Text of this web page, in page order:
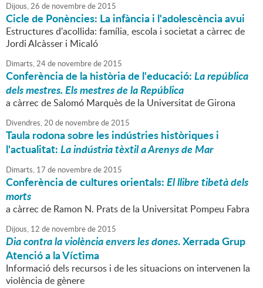
Dijous,26 de novembrede2015
Cicle de Ponències: La infància i l'adolescència avui
Estructures d'acollida: família, escola i societat a càrrec de
Jordi Alcàsser i Micaló
Dimarts,24de novembrede2015
Conferència de la història de l'educació:La república
dels mestres. Els mestres de la República
a càrrec de Salomó Marquès de la Universitat de Girona
Divendres,20 de novembrede2015
Taula rodona sobre les indústries històriques i
l'actualitat:La indústria tèxtil a Arenys de Mar
Dimarts, 17 de novembrede2015
Conferència de cultures orientals:El llibre tibetà dels
morts
a càrrec de Ramon N. Prats de la Universitat Pompeu Fabra
Dijous, 12 de novembrede2015
Dia contra la violència envers les dones. Xerrada Grup
Atenció a la Víctima
Informació dels recursos i de les situacions on intervenen la
violència de gènere